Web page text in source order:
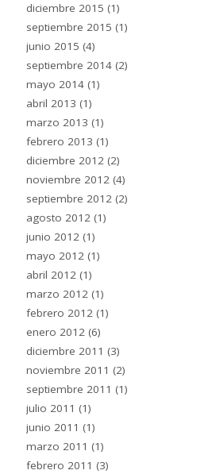
diciembre 2015 (1)
septiembre 2015 (1)
junio 2015 (4)
septiembre 2014 (2)
mayo 2014 (1)
abril 2013 (1)
marzo 2013 (1)
febrero 2013 (1)
diciembre 2012 (2)
noviembre 2012 (4)
septiembre 2012 (2)
agosto 2012 (1)
junio 2012 (1)
mayo 2012 (1)
abril 2012 (1)
marzo 2012 (1)
febrero 2012 (1)
enero 2012 (6)
diciembre 2011 (3)
noviembre 2011 (2)
septiembre 2011 (1)
julio 2011 (1)
junio 2011 (1)
marzo 2011 (1)
febrero 2011 (3)